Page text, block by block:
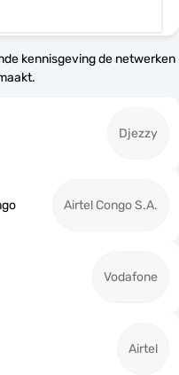
kennisgeving de netwerken
Djezzy
Airtel Congo S.A.
Vodafone
Airtel